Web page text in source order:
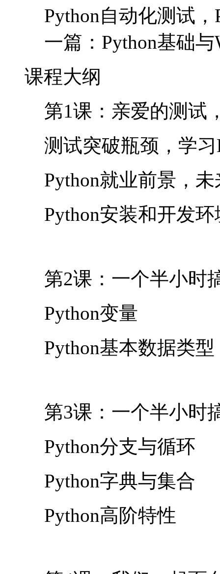
Python自动化测试
一篇：Python基础与
课程大纲
第1课：亲爱的测试
测试突破瓶颈，学
Python就业前景，
Python安装和开发
第2课：一个半小时
Python变量
Python基本数据类型
第3课：一个半小时
Python分支与循环
Python字典与集合
Python高阶特性